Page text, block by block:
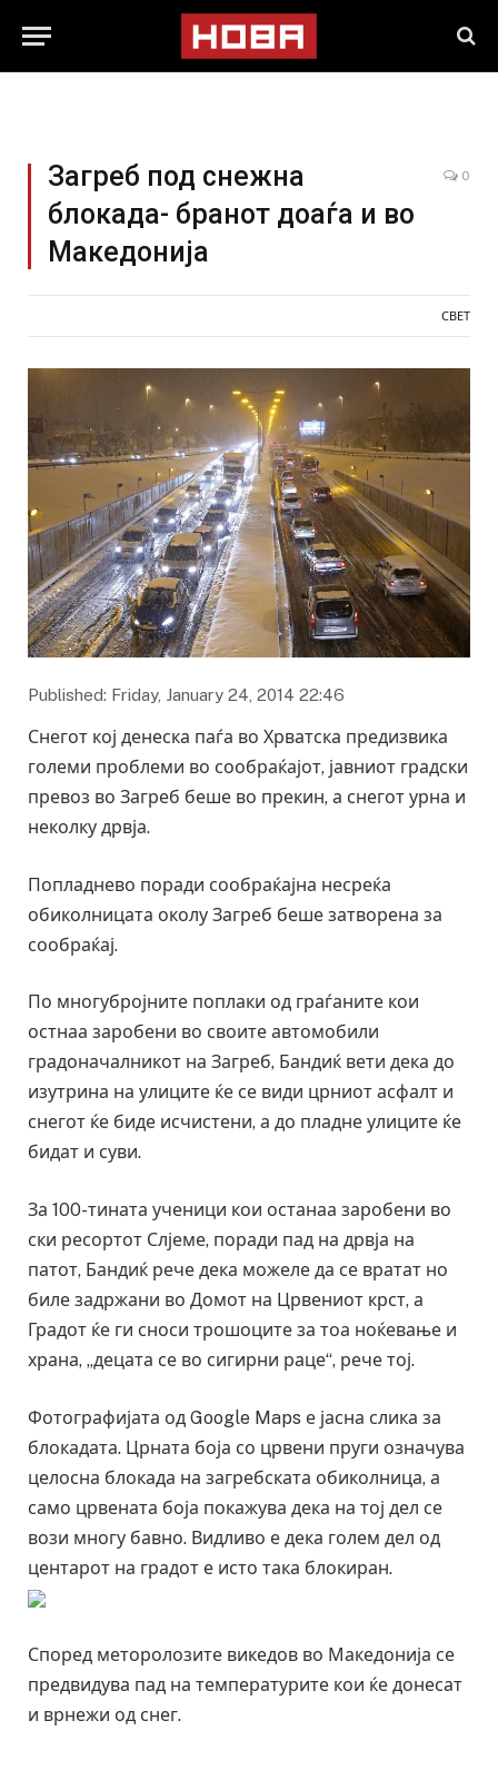
Загреб под снежна
блокада- бранот доаѓа и во
Македонија
0
СВЕТ
Published: Friday, January 24, 2014 22:46
Снегот кој денеска паѓа во Хрватска предизвика
големи проблеми во сообраќајот, јавниот градски
превоз во Загреб беше во прекин, а снегот урна и
неколку дрвја.
Попладнево поради сообраќајна несреќа
обиколницата околу Загреб беше затворена за
сообраќај.
По многубројните поплаки од граѓаните кои
остнаа заробени во своите автомобили
градоначалникот на Загреб, Бандиќ вети дека до
изутрина на улиците ќе се види црниот асфалт и
снегот ќе биде исчистени, а до пладне улиците ќе
бидат и суви.
За 100-тината ученици кои останаа заробени во
ски ресортот Слјеме, поради пад на дрвја на
патот, Бандиќ рече дека можеле да се вратат но
биле задржани во Домот на Црвениот крст, а
Градот ќе ги сноси трошоците за тоа ноќевање и
храна, „децата се во сигирни раце“, рече тој.
Фотографијата од Google Maps е јасна слика за
блокадата. Црната боја со црвени пруги означува
целосна блокада на загребската обиколница, а
само црвената боја покажува дека на тој дел се
вози многу бавно. Видливо е дека голем дел од
центарот на градот е исто така блокиран.
Според меторолозите викедов во Македонија се
предвидува пад на температурите кои ќе донесат
и врнежи од снег.